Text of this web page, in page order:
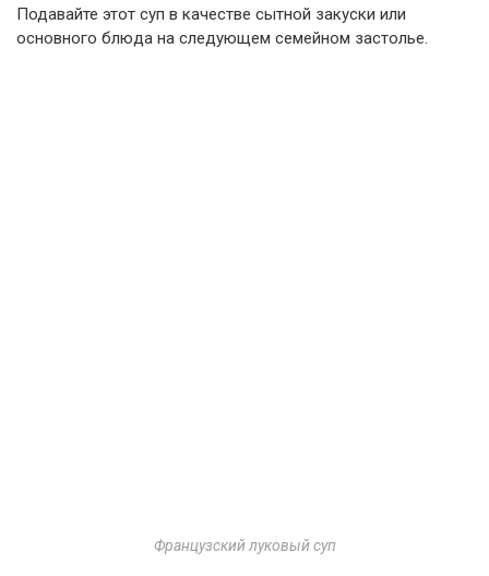
Подавайте этот суп в качестве сытной закуски или
основного блюда на следующем семейном застолье.
Французский луковый суп